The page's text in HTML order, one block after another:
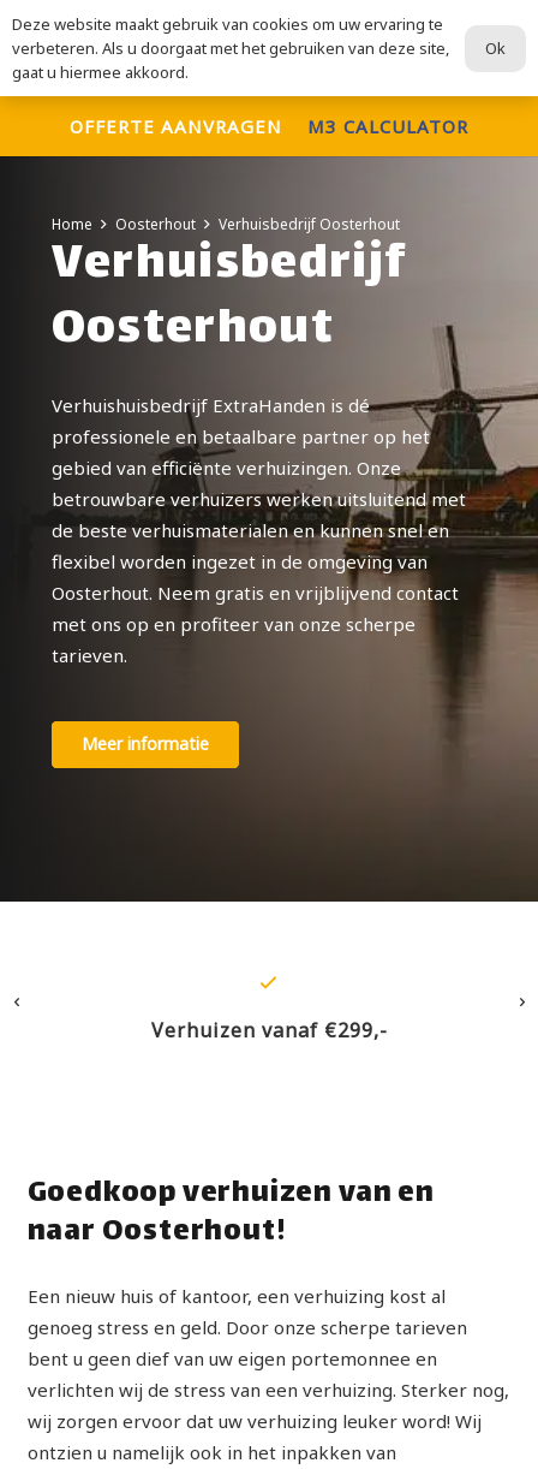
ExtraHanden
Voor al uw verhuisdiensten
OFFERTE AANVRAGEN M3 CALCULATOR
Home Oosterhout Verhuisbedrijf Oosterhout
Verhuisbedrijf
Oosterhout
Verhuishuisbedrijf ExtraHanden is dé
professionele en betaalbare partner op het
gebied van efficiënte verhuizingen. Onze
betrouwbare verhuizers werken uitsluitend met
de beste verhuismaterialen en kunnen snel en
flexibel worden ingezet in de omgeving van
Oosterhout. Neem gratis en vrijblijvend contact
met ons op en profiteer van onze scherpe
tarieven.
Meer informatie
Verhuizen vanaf €299,-
Goedkoop verhuizen van en
naar Oosterhout!
Een nieuw huis of kantoor, een verhuizing kost al
genoeg stress en geld. Door onze scherpe tarieven
bent u geen dief van uw eigen portemonnee en
verlichten wij de stress van een verhuizing. Sterker nog,
wij zorgen ervoor dat uw verhuizing leuker word! Wij
ontzien u namelijk ook in het inpakken van
Deze website maakt gebruik van cookies om uw ervaring te
verbeteren. Als u doorgaat met het gebruiken van deze site,
gaat u hiermee akkoord.
Ok